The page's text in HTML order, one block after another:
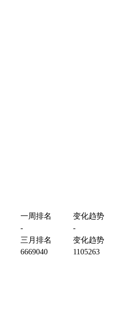
一周排名
变化趋势
-
-
三月排名
变化趋势
6669040 1105263